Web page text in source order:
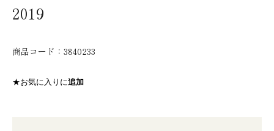
2019
商品コード： 3840233
★お気に入りに追加